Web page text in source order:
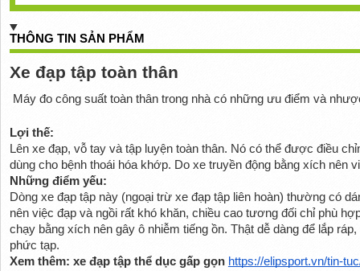
THÔNG TIN SẢN PHẨM
Xe đạp tập toàn thân
Máy đo công suất toàn thân trong nhà có những ưu điểm và
Lợi thế:
Lên xe đạp, vỗ tay và tập luyện toàn thân. Nó có thể được điều
dùng cho bệnh thoái hóa khớp. Do xe truyền động bằng xích nên
Những điểm yếu:
Dòng xe đạp tập này (ngoại trừ xe đạp tập liên hoàn) thường có
nên việc đạp và ngồi rất khó khăn, chiều cao tương đối chỉ phù
chạy bằng xích nên gây ô nhiễm tiếng ồn. Thật dễ dàng để lắp
phức tạp.
Xem thêm: xe đạp tập thể dục gấp gọn https://elipsport.vn/tin-